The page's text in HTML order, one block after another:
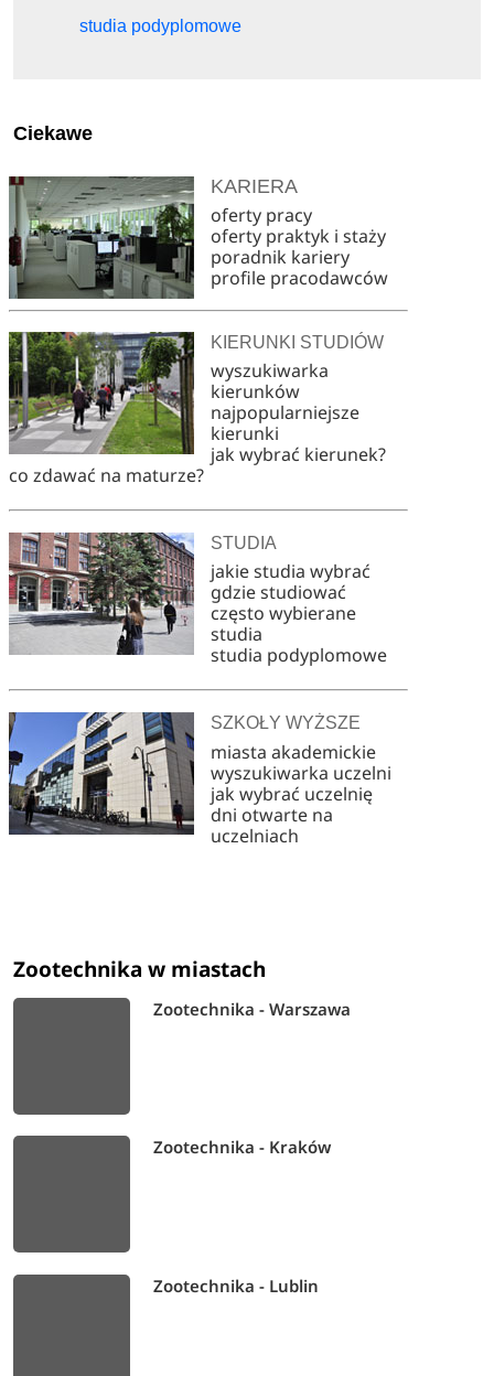
studia podyplomowe
Ciekawe
KARIERA
oferty pracy
oferty praktyk i staży
poradnik kariery
profile pracodawców
KIERUNKI STUDIÓW
wyszukiwarka
kierunków
najpopularniejsze
kierunki
jak wybrać kierunek?
co zdawać na maturze?
STUDIA
jakie studia wybrać
gdzie studiować
często wybierane
studia
studia podyplomowe
SZKOŁY WYŻSZE
miasta akademickie
wyszukiwarka uczelni
jak wybrać uczelnię
dni otwarte na
uczelniach
Zootechnika w miastach
Zootechnika - Warszawa
Zootechnika - Kraków
Zootechnika - Lublin